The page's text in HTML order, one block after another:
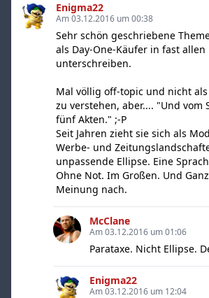
Enigma22
Am 03.12.2016 um 00:38
Sehr schön geschriebene
als Day-One-Käufer in fast allen
unterschreiben.
Mal völlig off-topic und nicht
zu verstehen, aber.... "Und vom
fünf Akten." ;-P
Seit Jahren zieht sie sich als
Werbe- und
unpassende Ellipse. Eine
Ohne Not. Im Großen. Und
Meinung nach.
McClane
Am 03.12.2016 um 01:06
Parataxe. Nicht Ellipse.
Enigma22
Am 03.12.2016 um 12:04